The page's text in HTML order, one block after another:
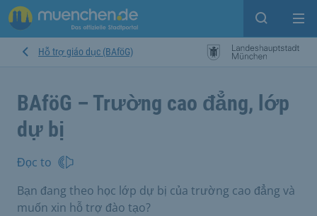
Open
Hỗ trợ giáo dục (BAföG)
BAföG – Trường cao đẳng, lớp
dự bị
Đọc to
Bạn đang theo học lớp dự bị của trường cao đẳng và
muốn xin hỗ trợ đào tạo?